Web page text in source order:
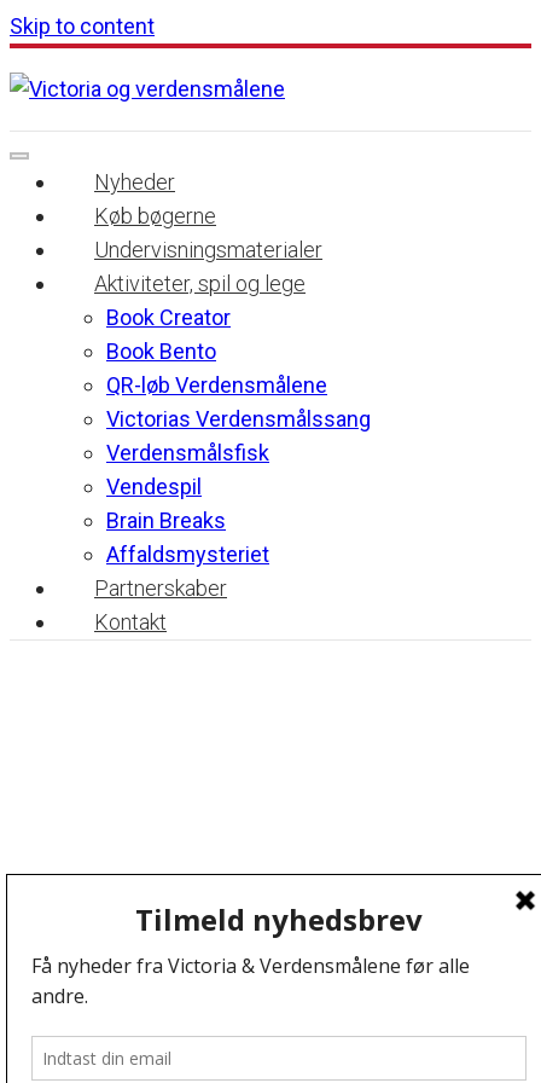
Skip to content
Nyheder
Køb bøgerne
Undervisningsmaterialer
Aktiviteter, spil og lege
Book Creator
Book Bento
QR-løb Verdensmålene
Victorias Verdensmålssang
Verdensmålsfisk
Vendespil
Brain Breaks
Affaldsmysteriet
Partnerskaber
Kontakt
Post navigation
Post 9 Avocado Test SOS
Vi anvender cookies for at sikre at vi giver dig den
bedst mulige oplevelse af vores website. Hvis du
fortsætter med at bruge dette site vil vi antage at du er